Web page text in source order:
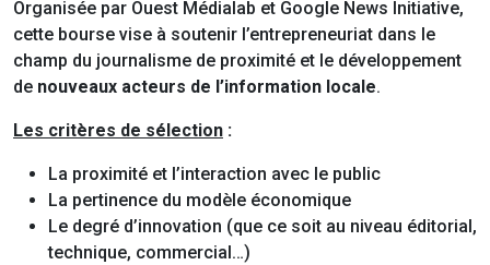
Organisée par Ouest Médialab et Google News Initiative,
cette bourse vise à soutenir l’entrepreneuriat dans le
champ du journalisme de proximité et le développement
de nouveaux acteurs de l’information locale.
Les critères de sélection :
La proximité et l’interaction avec le public
La pertinence du modèle économique
Le degré d’innovation (que ce soit au niveau éditorial,
technique, commercial…)